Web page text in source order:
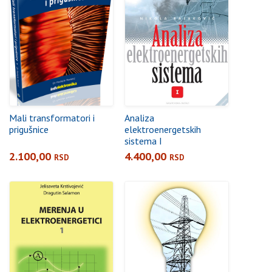
Mali transformatori i
prigušnice
2.100,00 RSD
Analiza
elektroenergetskih
sistema I
4.400,00 RSD